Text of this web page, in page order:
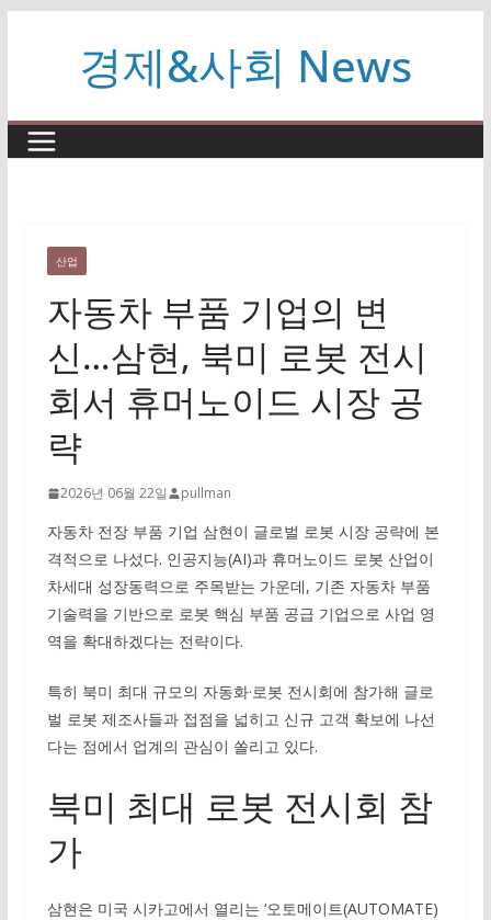
로
경제&사회 News
산업
자동차 부품 기업의 변
신…삼현, 북미 로봇 전시
회서 휴머노이드 시장 공
략
2026년 06월 22일 pullman
자동차 전장 부품 기업 삼현이 글로벌 로봇 시장 공략에 본
격적으로 나섰다. 인공지능(AI)과 휴머노이드 로봇 산업이
차세대 성장동력으로 주목받는 가운데, 기존 자동차 부품
기술력을 기반으로 로봇 핵심 부품 공급 기업으로 사업 영
역을 확대하겠다는 전략이다.
특히 북미 최대 규모의 자동화·로봇 전시회에 참가해 글로
벌 로봇 제조사들과 접점을 넓히고 신규 고객 확보에 나선
다는 점에서 업계의 관심이 쏠리고 있다.
북미 최대 로봇 전시회 참
가
삼현은 미국 시카고에서 열리는 ‘오토메이트(AUTOMATE)